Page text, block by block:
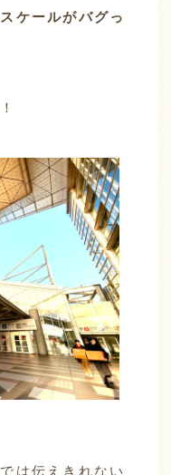
ケールがバグっ
は伝えきれない